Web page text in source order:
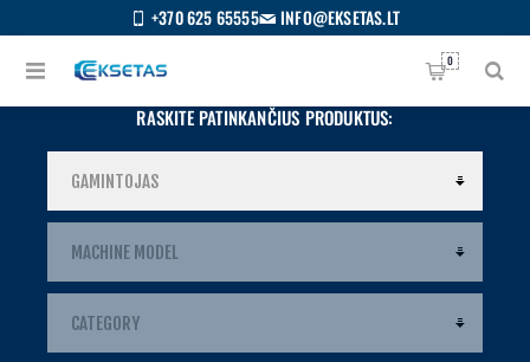
+370 625 65555 INFO@EKSETAS.LT
0
RASKITE PATINKANČIUS PRODUKTUS: